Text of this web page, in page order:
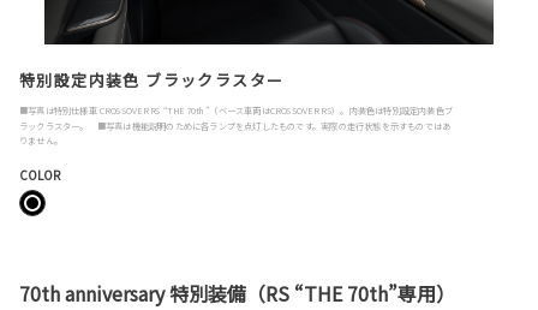
特別設定内装色 ブラックラスター
■写真は特別仕様車 CROSSOVER RS “THE 70th”（ベース車両はCROSSOVER RS）。内装色は特別設定内装色ブ
ラックラスター。 ■写真は機能説明のために各ランプを点灯したものです。実際の走行状態を示すものではあ
りません。
COLOR
70th anniversary 特別装備（RS “THE 70th”専用）